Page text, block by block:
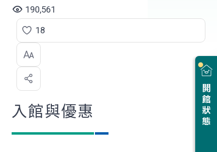
尋
開館狀態
190,561
點
選
喜
歡
18
入館與優惠